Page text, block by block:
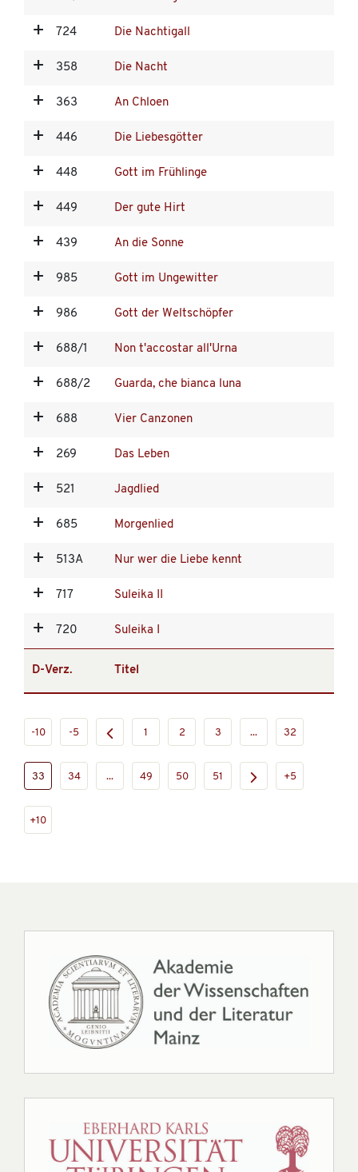
724 Die Nachtigall
358 Die Nacht
363 An Chloen
446 Die Liebesgötter
448 Gott im Frühlinge
449 Der gute Hirt
439 An die Sonne
985 Gott im Ungewitter
986 Gott der Weltschöpfer
688/1 Non t'accostar all'Urna
688/2 Guarda, che bianca luna
688 Vier Canzonen
269 Das Leben
521 Jagdlied
685 Morgenlied
513A Nur wer die Liebe kennt
717 Suleika II
720 Suleika I
D-Verz. Titel
-10 -5 1 2 3 ... 32
33 34 ... 49 50 51 +5
+10